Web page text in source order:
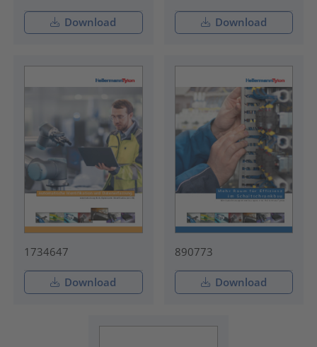
Download Download
1734647
Download
890773
Download